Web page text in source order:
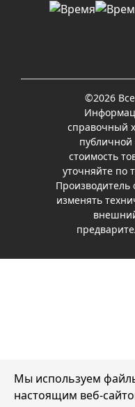
©2026
справочный
стоимость
уточняйте по
Производитель
изменять
Мы используем
настоящим веб-